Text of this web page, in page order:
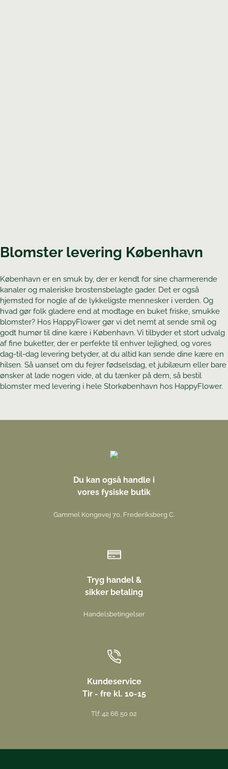
Blomster levering København
København er en smuk by, der er kendt for sine charmerende
kanaler og maleriske brostensbelagte gader. Det er også
hjemsted for nogle af de lykkeligste mennesker i verden. Og
hvad gør folk gladere end at modtage en buket friske, smukke
blomster? Hos HappyFlower gør vi det nemt at sende smil og
godt humør til dine kære i København. Vi tilbyder et stort udvalg
af fine buketter, der er perfekte til enhver lejlighed, og vores
dag-til-dag levering betyder, at du altid kan sende dine kære en
hilsen. Så uanset om du fejrer fødselsdag, et jubilæum eller bare
ønsker at lade nogen vide, at du tænker på dem, så bestil
blomster med levering i hele Storkøbenhavn hos HappyFlower.
Du kan også handle i
vores fysiske butik
Gammel Kongevej 70, Frederiksberg C.
Tryg handel &
sikker betaling
Handelsbetingelser
Kundeservice
Tir - fre kl. 10-15
Tlf: 42 66 50 02